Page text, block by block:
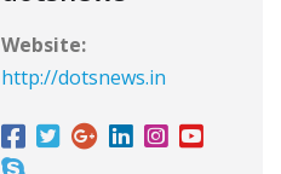
Website:
http://dotsnews.in